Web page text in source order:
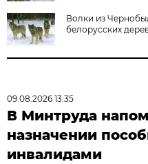
Волки из
белорусских
09.08.2026 13:35
В Минтруда
назначении
инвалидами